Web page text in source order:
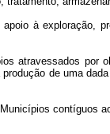
à exploração,
atravessados
de uma
contíguos